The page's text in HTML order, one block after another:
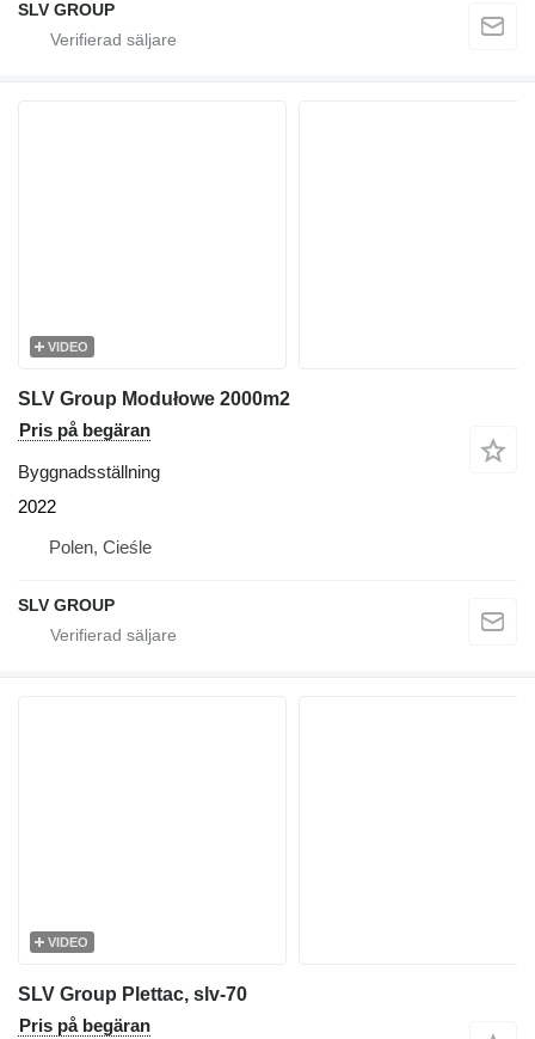
SLV GROUP
VIDEO
SLV Group Modułowe 2000m2
Pris på begäran
Byggnadsställning
2022
Polen, Cieśle
SLV GROUP
VIDEO
SLV Group Plettac, slv-70
Pris på begäran